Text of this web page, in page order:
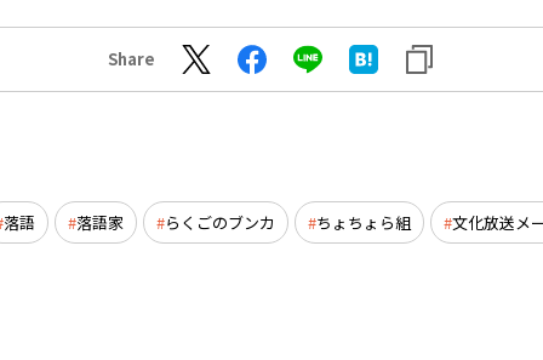
Share
落語 落語家 らくごのブンカ ちょちょら組 文化放送メ